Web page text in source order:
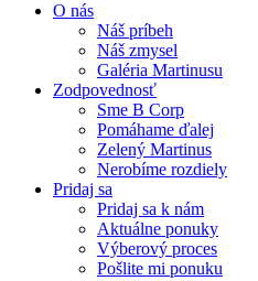
O nás
Náš príbeh
Náš zmysel
Galéria Martinusu
Zodpovednosť
Sme B Corp
Pomáhame ďalej
Zelený Martinus
Nerobíme rozdiely
Pridaj sa
Pridaj sa k nám
Aktuálne ponuky
Výberový proces
Pošlite mi ponuku